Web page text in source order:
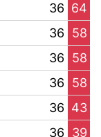
36 64
36
58
36
58
36
58
36 43
36
39